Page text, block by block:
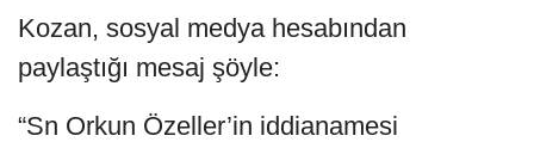
Kozan, sosyal medya hesabından
paylaştığı mesaj şöyle:
“Sn Orkun Özeller’in iddianamesi